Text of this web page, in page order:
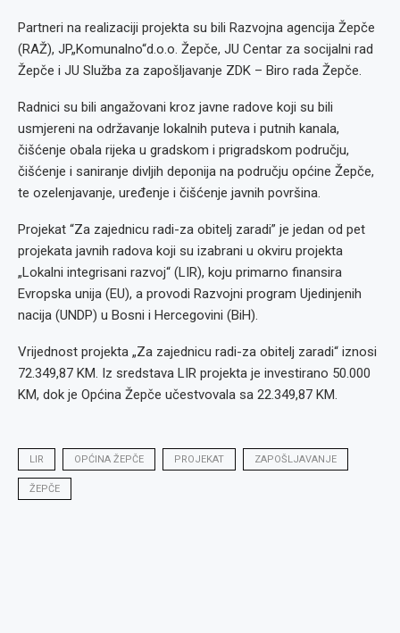
Partneri na realizaciji projekta su bili Razvojna agencija Žepče
(RAŽ), JP„Komunalno“d.o.o. Žepče, JU Centar za socijalni rad
Žepče i JU Služba za zapošljavanje ZDK – Biro rada Žepče.
Radnici su bili angažovani kroz javne radove koji su bili
usmjereni na održavanje lokalnih puteva i putnih kanala,
čišćenje obala rijeka u gradskom i prigradskom području,
čišćenje i saniranje divljih deponija na području općine Žepče,
te ozelenjavanje, uređenje i čišćenje javnih površina.
Projekat “Za zajednicu radi-za obitelj zaradi” je jedan od pet
projekata javnih radova koji su izabrani u okviru projekta
„Lokalni integrisani razvoj“ (LIR), koju primarno finansira
Evropska unija (EU), a provodi Razvojni program Ujedinjenih
nacija (UNDP) u Bosni i Hercegovini (BiH).
Vrijednost projekta „Za zajednicu radi-za obitelj zaradi“ iznosi
72.349,87 KM. Iz sredstava LIR projekta je investirano 50.000
KM, dok je Općina Žepče učestvovala sa 22.349,87 KM.
LIR OPĆINA ŽEPČE PROJEKAT ZAPOŠLJAVANJE
ŽEPČE